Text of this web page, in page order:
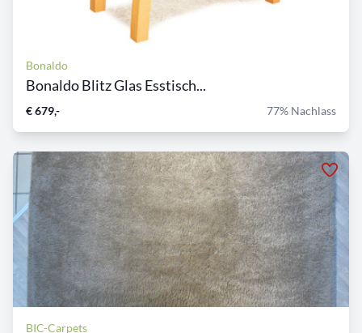
Bonaldo
Bonaldo Blitz Glas Esstisch...
€ 679,- 77% Nachlass
BIC-Carpets